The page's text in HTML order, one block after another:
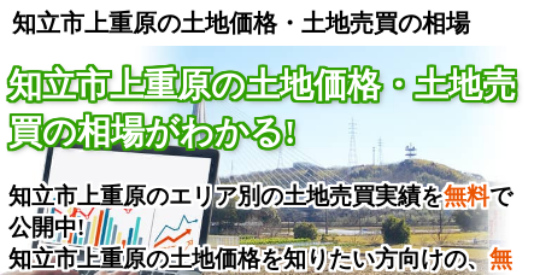
知立市上重原の土地価格・土地売買の相場
知立市上重原の土地価格・土地売
買の相場がわかる!
知立市上重原のエリア別の土地売買実績を無料で
公開中!
知立市上重原の土地価格を知りたい方向けの、無